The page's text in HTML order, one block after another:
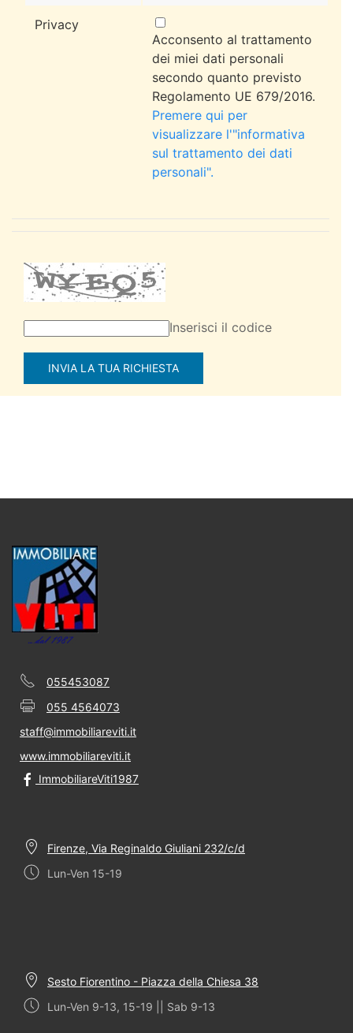
Privacy
Acconsento al trattamento
dei miei dati personali
secondo quanto previsto
Regolamento UE 679/2016.
Premere qui per
visualizzare l'"informativa
sul trattamento dei dati
personali".
Inserisci il codice
055453087
055 4564073
staff@immobiliareviti.it
www.immobiliareviti.it
ImmobiliareViti1987
Firenze, Via Reginaldo Giuliani 232/c/d
Lun-Ven 15-19
Sesto Fiorentino - Piazza della Chiesa 38
Lun-Ven 9-13, 15-19 || Sab 9-13